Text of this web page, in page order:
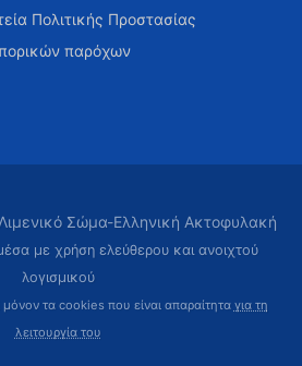
Πολιτικής Προστασίας
παρόχων
Σώμα-Ελληνική Ακτοφυλακή
με χρήση ελεύθερου και ανοιχτού
λογισμικού
μόνον τα cookies που είναι απαραίτητα για τη
λειτουργία του